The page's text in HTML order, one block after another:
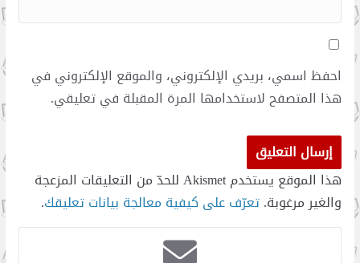
احفظ اسمي، بريدي الإلكتروني، والموقع الإلكتروني في
هذا المتصفح لاستخدامها المرة المقبلة في تعليقي.
هذا الموقع يستخدم Akismet للحدّ من التعليقات المزعجة
والغير مرغوبة.تعرّف على كيفية معالجة بيانات تعليقك.